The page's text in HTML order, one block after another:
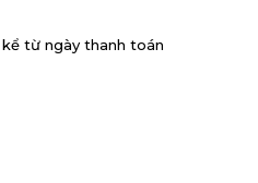
từ ngày thanh toán